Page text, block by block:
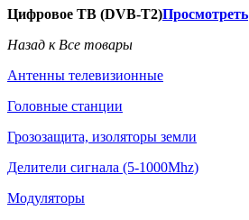
Цифровое ТВ (DVB-T2)Просмотреть
Назад к Все товары
Антенны телевизионные
Головные станции
Грозозащита, изоляторы земли
Делители сигнала (5-1000Mhz)
Модуляторы